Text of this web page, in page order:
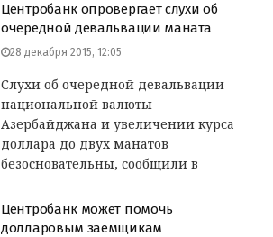
Центробанк опровергает слухи об
очередной девальвации маната
28 декабря 2015, 12:05
Слухи об очередной девальвации
национальной валюты
Азербайджана и увеличении курса
доллара до двух манатов
безосновательны, сообщили в
Центробанк может помочь
долларовым заемщикам